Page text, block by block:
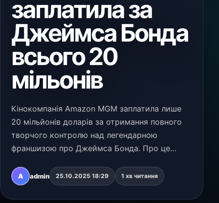
заплатила за
Джеймса Бонда
всього 20
мільонів
Кінокомпанія Amazon MGM заплатила лише
20 мільйонів доларів за отримання повного
творчого контролю над легендарною
франшизою про Джеймса Бонда. Про це
компанії Eon Productions, що належить
продюсерам серії Майклу Д…
A admin 25.10.2025 18:29 1 хв читання